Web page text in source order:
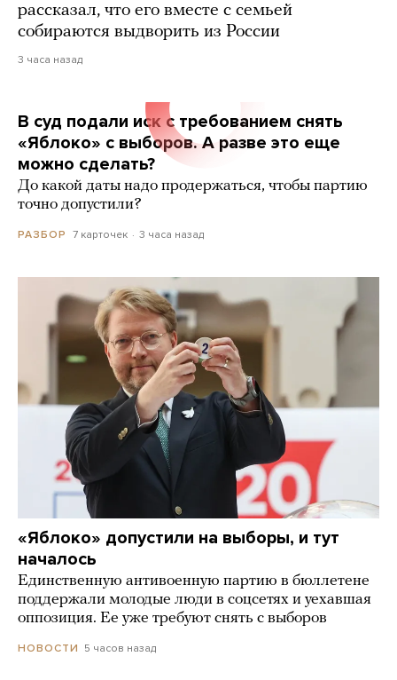
рассказал, что его вместе с семьей
собираются выдворить из России
3 часа назад
В суд подали иск с требованием снять
«Яблоко» с выборов. А разве это еще
можно сделать?
До какой даты надо продержаться, чтобы партию
точно допустили?
РАЗБОР 7 карточек 3 часа назад
«Яблоко» допустили на выборы, и тут
началось
Единственную антивоенную партию в бюллетене
поддержали молодые люди в соцсетях и уехавшая
оппозиция. Ее уже требуют снять с выборов
НОВОСТИ 5 часов назад